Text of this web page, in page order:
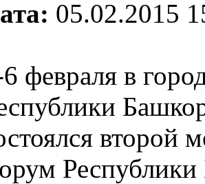
05.02.2015
февраля в
второй
Республики